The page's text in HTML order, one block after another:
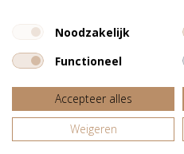
Website door
Noodzakelijk
Functioneel
Accepteer alles
Weigeren